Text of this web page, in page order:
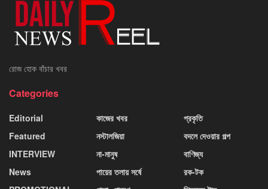
রোজ হোক বাঁচার খবর
Categories
Editorial
Featured
INTERVIEW
News
কাজের খবর
নস্টালজিয়া
না-মানুষ
পায়ের তলায় সর্ষে
প্রকৃতি
বদলে দেওয়ার গল্প
বাণিজ্য
রক-টক